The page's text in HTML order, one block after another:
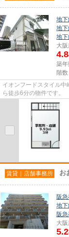
地
地
地
大
築年
階
イオンフードスタイル
ら徒歩6分の物件です。
賃貸｜店舗事務所 お
阪
地
阪
大